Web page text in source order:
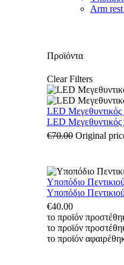
Arm
Προϊόντα
Clear Filters
LED
LED
€70.00 Original
Υποπόδιο
Υποπόδιο
€40.00
το προϊόν
το προϊόν
το προϊόν